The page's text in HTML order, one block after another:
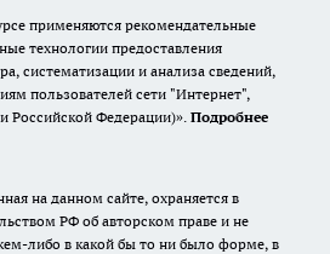
применяются рекомендательные
технологии предоставления
систематизации и анализа сведений,
пользователей сети "Интернет",
Российской Федерации)». Подробнее
на данном сайте, охраняется в
РФ об авторском праве и не
либо в какой бы то ни было форме, в